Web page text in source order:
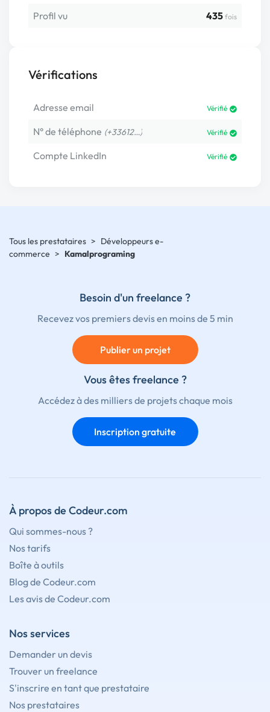
Profil vu
435 fois
Vérifications
Adresse email Vérifié
N° de téléphone (+33612…) Vérifié
Compte LinkedIn Vérifié
Tous les prestataires > Développeurs e-
commerce > Kamalprograming
Besoin d'un freelance ?
Recevez vos premiers devis en moins de 5 min
Publier un projet
Vous êtes freelance ?
Accédez à des milliers de projets chaque mois
Inscription gratuite
À propos de Codeur.com
Qui sommes-nous ?
Nos tarifs
Boîte à outils
Blog de Codeur.com
Les avis de Codeur.com
Nos services
Demander un devis
Trouver un freelance
S'inscrire en tant que prestataire
Nos prestataires